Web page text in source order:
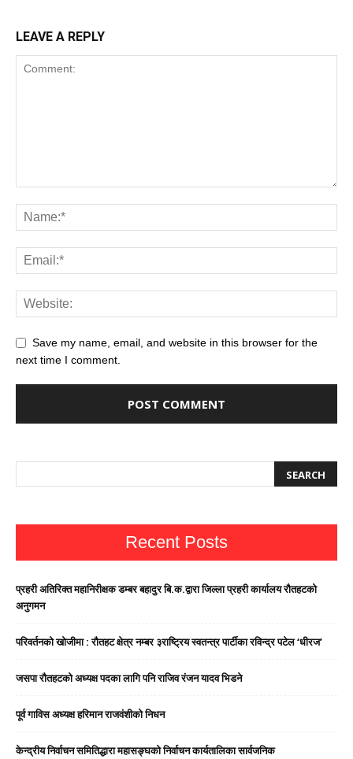
LEAVE A REPLY
Save my name, email, and website in this browser for the
next time I comment.
Recent Posts
प्रहरी अतिरिक्त महानिरीक्षक डम्बर बहादुर बि.क.द्वारा जिल्ला प्रहरी कार्यालय रौतहटको
अनुगमन
परिवर्तनको खोजीमा : रौतहट क्षेत्र नम्बर ३राष्ट्रिय स्वतन्त्र पार्टीका रविन्द्र पटेल ‘धीरज’
जसपा राैतहटको अध्यक्ष पदका लागि पनि राजिव रंजन यादव भिडने
पूर्व गाविस अध्यक्ष हरिमान राजवंशीको निधन
केन्द्रीय निर्वाचन समितिद्धारा महासङ्घको निर्वाचन कार्यतालिका सार्वजनिक